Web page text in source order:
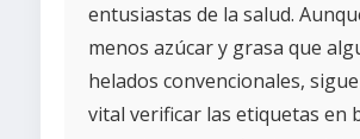
entusiastas de la salud.
menos azúcar y grasa que
helados convencionales,
vital verificar las etiquetas en